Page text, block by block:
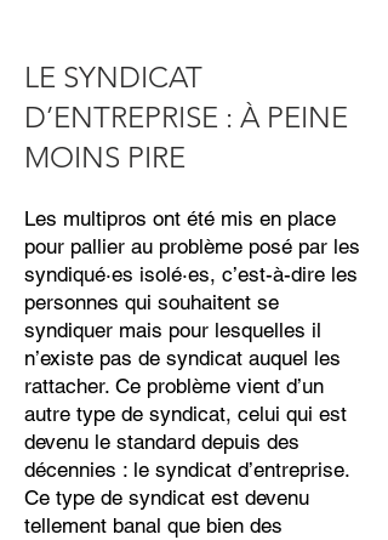
LE SYNDICAT
D’ENTREPRISE : À PEINE
MOINS PIRE
Les multipros ont été mis en place
pour pallier au problème posé par les
syndiqué·es isolé·es, c’est-à-dire les
personnes qui souhaitent se
syndiquer mais pour lesquelles il
n’existe pas de syndicat auquel les
rattacher. Ce problème vient d’un
autre type de syndicat, celui qui est
devenu le standard depuis des
décennies : le syndicat d’entreprise.
Ce type de syndicat est devenu
tellement banal que bien des